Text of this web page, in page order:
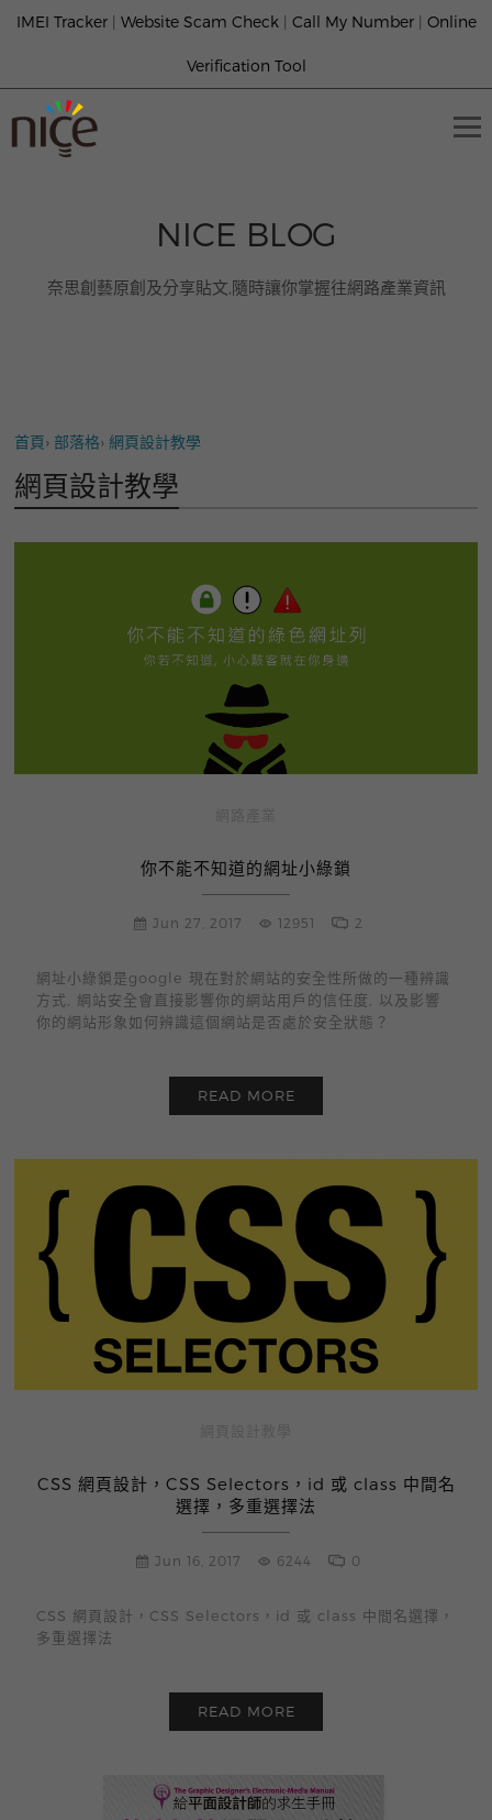
IMEI Tracker| Website Scam Check | Call My Number| Online
Verification Tool
NICE BLOG
奈思創藝原創及分享貼文,隨時讓你掌握往網路產業資訊
首頁› 部落格› 網頁設計教學
網頁設計教學
你不能不知道的網址小綠鎖
Jun 27, 2017 12951 2
網址小綠鎖是google 現在對於網站的安全性所做的一種辨識
方式, 網站安全會直接影響你的網站用戶的信任度, 以及影響
你的網站形象如何辨識這個網站是否處於安全狀態？
READ MORE
CSS 網頁設計，CSS Selectors，id 或 class 中間名
選擇，多重選擇法
Jun 16, 2017 6244 0
CSS 網頁設計，CSS Selectors，id 或 class 中間名選擇，
多重選擇法
READ MORE